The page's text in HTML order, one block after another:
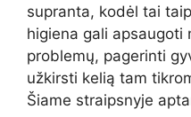
supranta, kodėl tai
higiena gali apsaugoti
problemų, pagerinti
užkirsti kelią tam
Šiame straipsnyje